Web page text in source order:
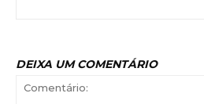
DEIXA UM COMENTÁRIO